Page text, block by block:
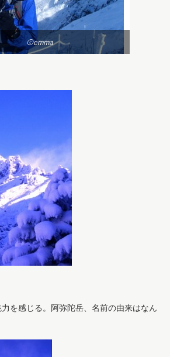
©emma
を感じる。阿弥陀岳、名前の由来はなん